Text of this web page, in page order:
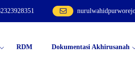
RDM Dokumentasi Akhirusanah